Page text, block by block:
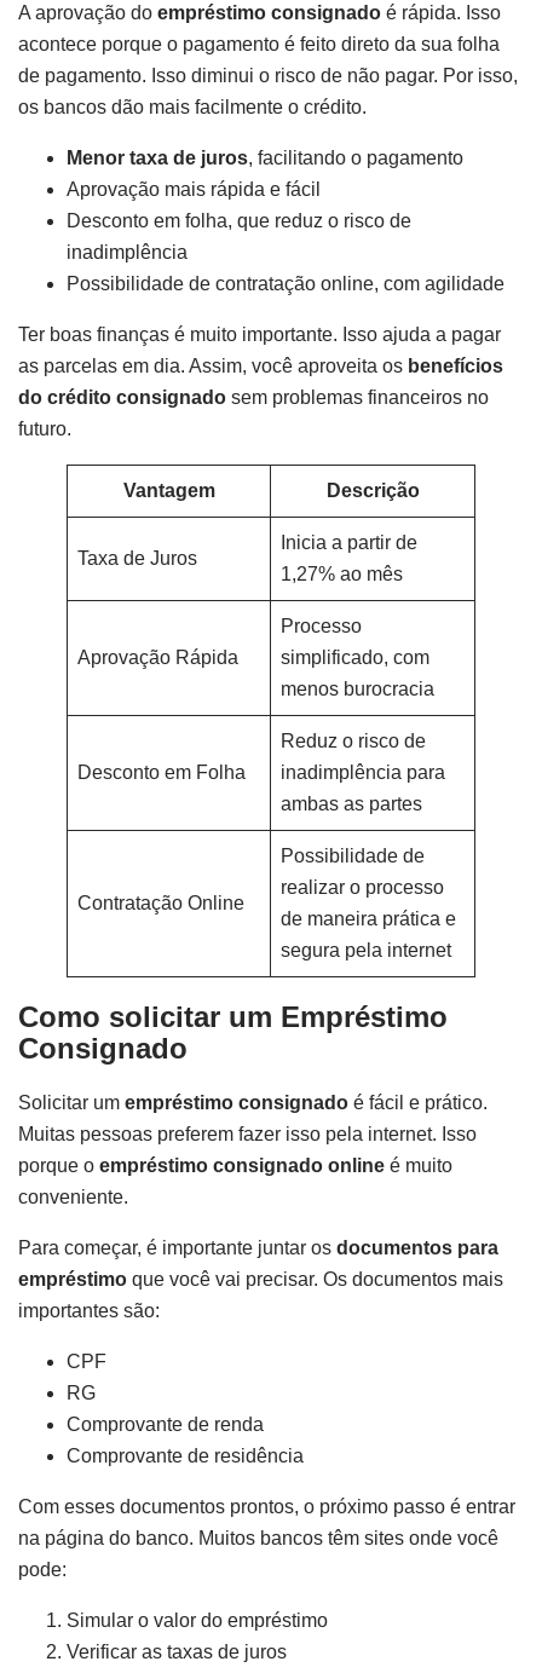
A aprovação do empréstimo consignado é rápida. Isso
acontece porque o pagamento é feito direto da sua folha
de pagamento. Isso diminui o risco de não pagar. Por isso,
os bancos dão mais facilmente o crédito.
Menor taxa de juros, facilitando o pagamento
Aprovação mais rápida e fácil
Desconto em folha, que reduz o risco de
inadimplência
Possibilidade de contratação online, com agilidade
Ter boas finanças é muito importante. Isso ajuda a pagar
as parcelas em dia. Assim, você aproveita os benefícios
do crédito consignado sem problemas financeiros no
futuro.
Vantagem Descrição
Taxa de Juros
Inicia a partir de
1,27% ao mês
Aprovação Rápida
Processo
simplificado, com
menos burocracia
Desconto em Folha
Reduz o risco de
inadimplência para
ambas as partes
Contratação Online
Possibilidade de
realizar o processo
de maneira prática e
segura pela internet
Como solicitar um Empréstimo
Consignado
Solicitar um empréstimo consignado é fácil e prático.
Muitas pessoas preferem fazer isso pela internet. Isso
porque o empréstimo consignado online é muito
conveniente.
Para começar, é importante juntar os documentos para
empréstimo que você vai precisar. Os documentos mais
importantes são:
CPF
RG
Comprovante de renda
Comprovante de residência
Com esses documentos prontos, o próximo passo é entrar
na página do banco. Muitos bancos têm sites onde você
pode:
Simular o valor do empréstimo
Verificar as taxas de juros